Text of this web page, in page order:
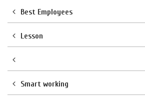
Best Employees
Lesson
Smart working